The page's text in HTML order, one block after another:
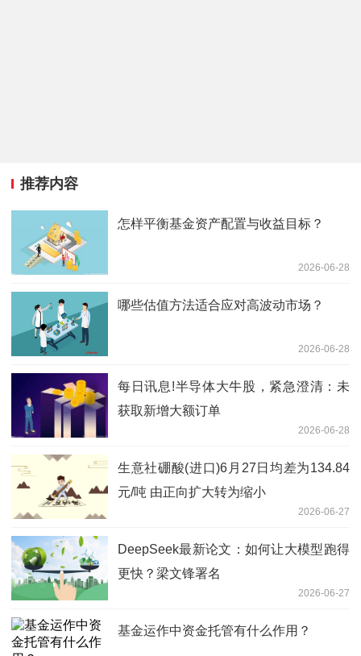
推荐内容
怎样平衡基金资产配置与收益目标？
2026-06-28
哪些估值方法适合应对高波动市场？
2026-06-28
每日讯息!半导体大牛股，紧急澄清：未
获取新增大额订单
2026-06-28
生意社硼酸(进口)6月27日均差为134.84
元/吨 由正向扩大转为缩小
2026-06-27
DeepSeek最新论文：如何让大模型跑得
更快？梁文锋署名
2026-06-27
基金运作中资金托管有什么作用？